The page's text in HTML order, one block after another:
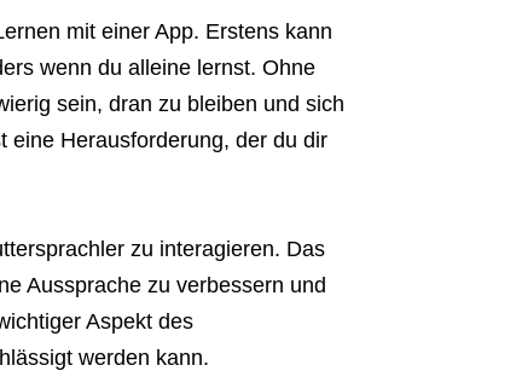
mit einer App. Erstens kann
wenn du alleine lernst. Ohne
sein, dran zu bleiben und sich
eine Herausforderung, der du dir
zu interagieren. Das
Aussprache zu verbessern und
Aspekt des
werden kann.